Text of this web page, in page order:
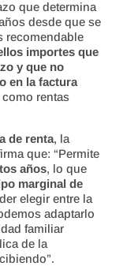
que determina
desde que se
recomendable
importes que
y que no
en la factura
rentas
de renta, la
que: “Permite
años, lo que
marginal de
elegir entre la
adaptarlo
familiar
de la